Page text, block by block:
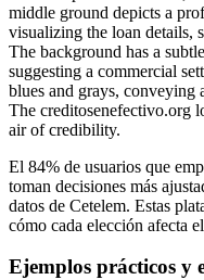
El 84% de usuarios que
toman decisiones más
datos de Cetelem. Estas
cómo cada elección afecta
Ejemplos prácticos y